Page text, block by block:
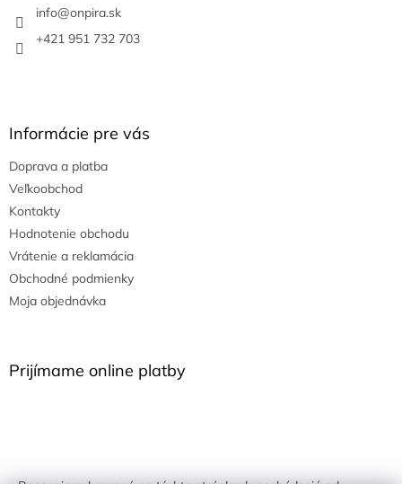
info@onpira.sk
+421 951 732 703
Informácie pre vás
Doprava a platba
Veľkoobchod
Kontakty
Hodnotenie obchodu
Vrátenie a reklamácia
Obchodné podmienky
Moja objednávka
Prijímame online platby